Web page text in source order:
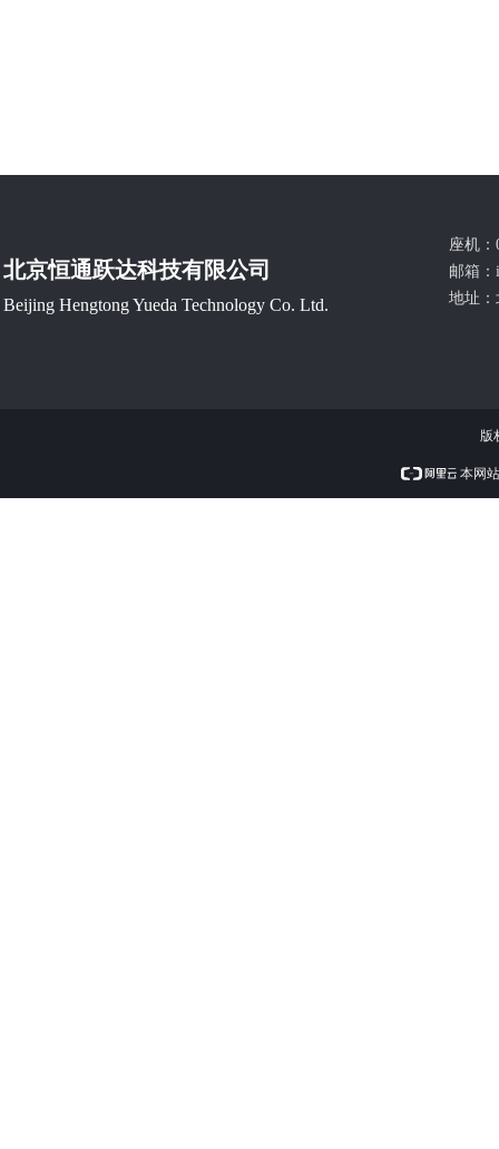
座机
邮箱：
地址：
北京恒通跃达科技有限公司
Beijing Hengtong Yueda Technology Co. Ltd.
版
本网